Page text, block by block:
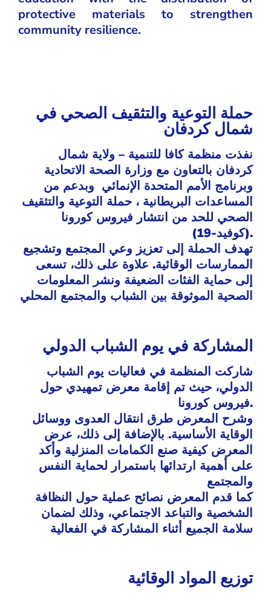
protective materials to strengthen
community resilience.​
حملة التوعية والتثقيف الصحي في
شمال كردفان
نفذت منظمة كافا للتنمية – ولاية شمال
كردفان بالتعاون مع وزارة الصحة الاتحادية
وبرنامج الأمم المتحدة الإنمائي وبدعم من
المساعدات البريطانية ، حملة التوعية والتثقيف
الصحي للحد من انتشار فيروس كورونا
(كوفيد-19).
تهدف الحملة إلى تعزيز وعي المجتمع وتشجيع
الممارسات الوقائية. علاوة على ذلك، تسعى
إلى حماية الفئات الضعيفة ونشر المعلومات
الصحية الموثوقة بين الشباب والمجتمع المحلي
المشاركة في يوم الشباب الدولي
شاركت المنظمة في فعاليات يوم الشباب
الدولي، حيث تم إقامة معرض تمهيدي حول
فيروس كورونا.
وشرح المعرض طرق انتقال العدوى ووسائل
الوقاية الأساسية. بالإضافة إلى ذلك، عرض
المعرض كيفية صنع الكمامات المنزلية وأكد
على أهمية ارتدائها باستمرار لحماية النفس
والمجتمع
كما قدم المعرض نصائح عملية حول النظافة
الشخصية والتباعد الاجتماعي، وذلك لضمان
سلامة الجميع أثناء المشاركة في الفعالية
توزيع المواد الوقائية